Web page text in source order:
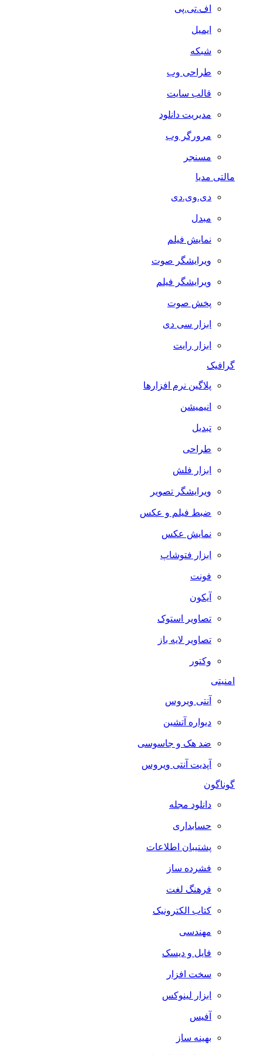
اف.تی.پی
ایمیل
شبکه
طراحی وب
قالب سایت
مدیریت دانلود
مرورگر وب
مسنجر
مالتی مدیا
دی.وی.دی
مبدل
نمایش فیلم
ویرایشگر صوت
ویرایشگر فیلم
پخش صوت
ابزار سی دی
ابزار رایت
گرافیک
پلاگین نرم افزارها
انیمیشن
تبدیل
طراحی
ابزار فلش
ویرایشگر تصویر
ضبط فيلم و عكس
نمایش عکس
ابزار فتوشاپ
فونت
آیکون
تصاویر استوک
تصاویر لایه باز
وکتور
آنتی ویروس
دیواره آتشین
ضد هک و جاسوسی
آپدیت آنتی ویروس
گوناگون
دانلود مجله
حسابداری
پشتیبان اطلاعات
فشرده ساز
فرهنگ لغت
کتاب الکترونیک
مهندسی
فایل و دیسک
سخت افزار
ابزار لینوکس
آفیس
بهینه ساز